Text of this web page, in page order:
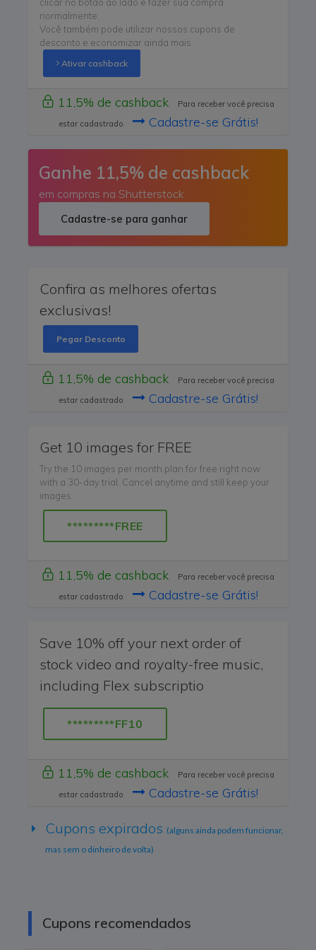
normalmente.
Você também pode utilizar nossos cupons de
desconto e economizar ainda mais.
Ativar cashback
11,5% de cashback
Para receber você precisa
estar cadastrado
Cadastre-se Grátis!
Ganhe 11,5% de cashback
em compras na Shutterstock
Cadastre-se para ganhar
Confira as melhores ofertas
exclusivas!
Pegar Desconto
11,5% de cashback
Para receber você precisa
estar cadastrado
Cadastre-se Grátis!
Get 10 images for FREE
Try the 10 images per month plan for free right now
with a 30-day trial. Cancel anytime and still keep your
images.
*********FREE
11,5% de cashback
Para receber você precisa
estar cadastrado
Cadastre-se Grátis!
Save 10% off your next order of
stock video and royalty-free music,
including Flex subscriptio
*********FF10
11,5% de cashback
Para receber você precisa
estar cadastrado
Cadastre-se Grátis!
Cupons expirados (alguns ainda podem funcionar,
mas sem o dinheiro de volta)
Cupons recomendados